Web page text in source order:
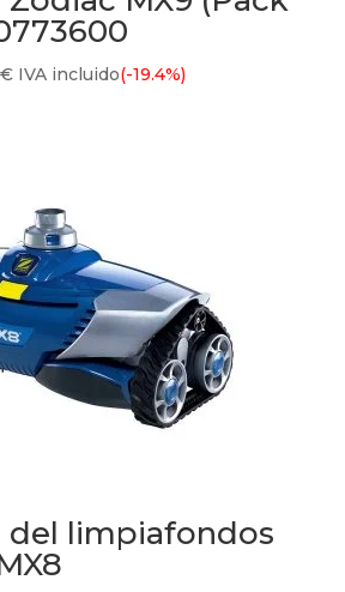
€ElIVA incluido(-19.4%)
del limpiafondos